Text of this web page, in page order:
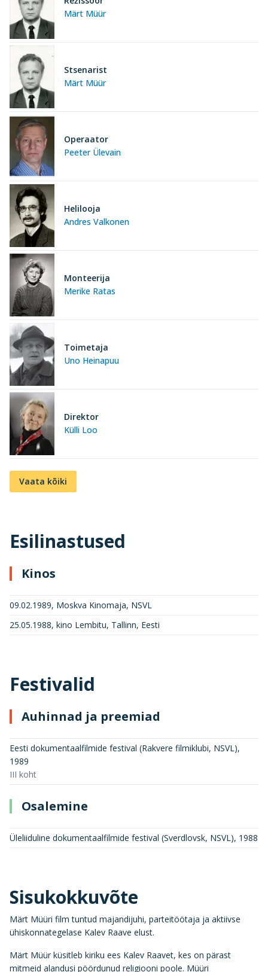
Märt Müür
Märt Müür
Stsenarist
Peeter Ülevain
Operaator
Andres Valkonen
Helilooja
Merike Ratas
Monteerija
Uno Heinapuu
Toimetaja
Külli Loo
Direktor
Vaata kõiki
Esilinastused
Kinos
09.02.1989, Moskva Kinomaja, NSVL
25.05.1988, kino Lembitu, Tallinn, Eesti
Festivalid
Auhinnad ja preemiad
Eesti dokumentaalfilmide festival (Rakvere filmiklubi, NSVL),
1989
III koht
Osalemine
Üleliiduline dokumentaalfilmide festival (Sverdlovsk, NSVL), 1988
Sisukokkuvõte
Märt Müüri film tuntud majandijuhi, parteitöötaja ja aktiivse
ühiskonnategelase Kalev Raave elust.
Märt Müür küsitleb kiriku ees Kalev Raavet, kes on pärast
mitmeid alandusi pöördunud religiooni poole. Müüri